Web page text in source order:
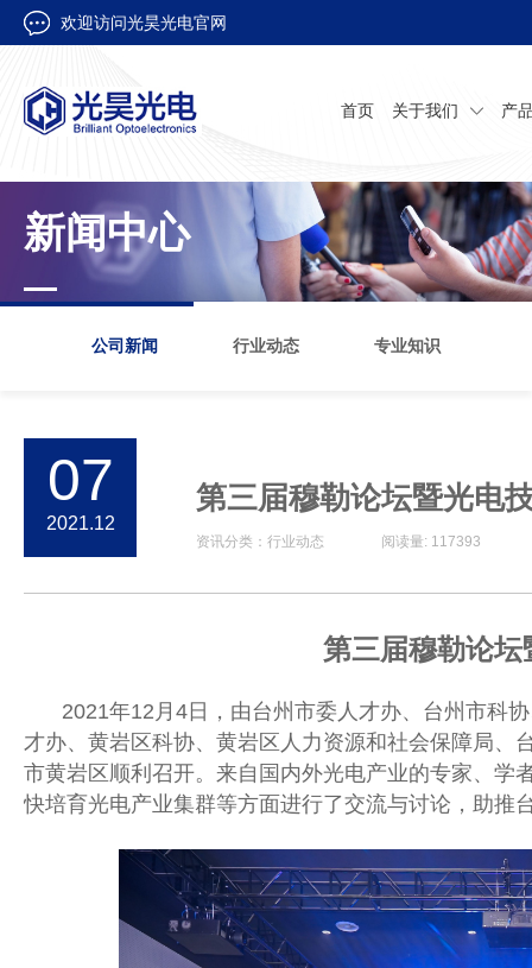
欢迎访问光昊光电官网
首页 关于我们 产
新闻中心
公司新闻 行业动态 专业知识
07
2021.12
第三届穆勒论坛暨光电
资讯分类：行业动态 阅读量: 117393 发
第三届穆勒论
2021年12 月 4 日，由台州市委人才办、台州市科
才办、黄岩区科协、黄岩区人力资源和社会保障局、
市黄岩区顺利召开。来自国内外光电产业的专家、学
快培育光电产业集群等方面进行了交流与讨论，助推